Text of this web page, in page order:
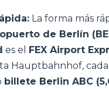
La forma más
de Berlín
es el FEX Airport
Hauptbahnhof,
billete Berlin ABC